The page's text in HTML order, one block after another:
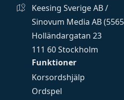
Funktioner
Korsordshjälp
Ordspel
Keesing Sverige AB /
Sinovum Media AB
Holländargatan 23
111 60 Stockholm